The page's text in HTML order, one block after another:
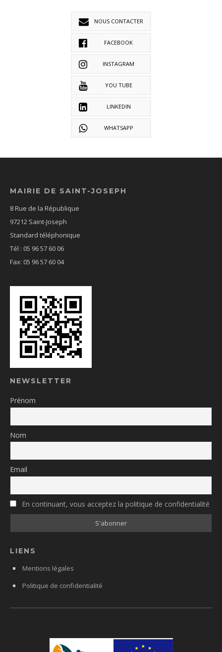
NOUS CONTACTER
FACEBOOK
INSTAGRAM
YOU TUBE
LINKEDIN
WHATSAPP
MAIRIE DE SAINT-JOSEPH
8 Rue de la République
97212 Saint-Joseph
Standard téléphonique
Tél : 05 96 57 60 06
Fax: 05 96 57 60 04
NEWSLETTER
Prénom
Nom
Email
En continuant, vous acceptez la politique de confidentialité
LIENS
Mentions légales
Politique de confidentialité